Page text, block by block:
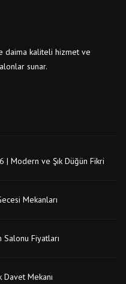
daima kaliteli hizmet ve
sunar.
Modern ve Şık Düğün Fikri
Mekanları
Fiyatları
Davet Mekanı